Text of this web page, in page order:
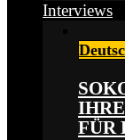
Interviews
FÜR